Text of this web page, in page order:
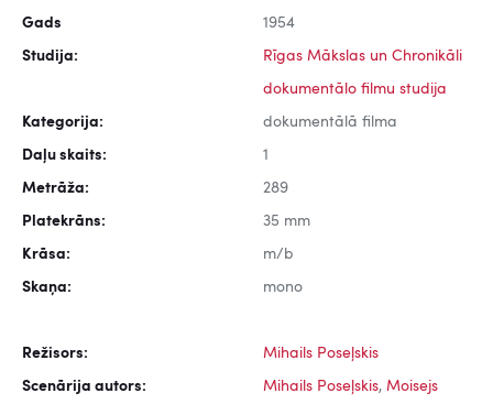
Gads 1954
Studija: Rīgas Mākslas un Chronikāli
dokumentālo filmu studija
Kategorija: dokumentālā filma
Daļu skaits: 1
Metrāža: 289
Platekrāns: 35 mm
Krāsa: m/b
Skaņa: mono
Režisors: Mihails Poseļskis
Scenārija autors: Mihails Poseļskis, Moisejs